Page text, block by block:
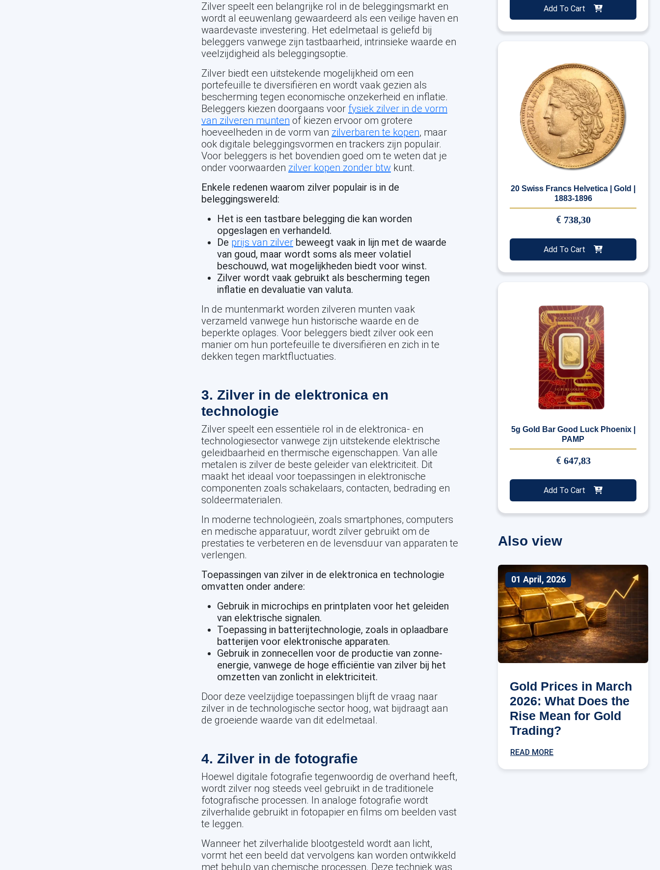
Zilver speelt een belangrijke rol in de beleggingsmarkt en
wordt al eeuwenlang gewaardeerd als een veilige haven en
waardevaste investering. Het edelmetaal is geliefd bij
beleggers vanwege zijn tastbaarheid, intrinsieke waarde en
veelzijdigheid als beleggingsoptie.
Zilver biedt een uitstekende mogelijkheid om een
portefeuille te diversifiëren en wordt vaak gezien als
bescherming tegen economische onzekerheid en inflatie.
Beleggers kiezen doorgaans voor fysiek zilver in de vorm
van zilveren munten of kiezen ervoor om grotere
hoeveelheden in de vorm van zilverbaren te kopen, maar
ook digitale beleggingsvormen en trackers zijn populair.
Voor beleggers is het bovendien goed om te weten dat je
onder voorwaarden zilver kopen zonder btw kunt.
Enkele redenen waarom zilver populair is in de
beleggingswereld:
Het is een tastbare belegging die kan worden
opgeslagen en verhandeld.
De prijs van zilver beweegt vaak in lijn met de waarde
van goud, maar wordt soms als meer volatiel
beschouwd, wat mogelijkheden biedt voor winst.
Zilver wordt vaak gebruikt als bescherming tegen
inflatie en devaluatie van valuta.
In de muntenmarkt worden zilveren munten vaak
verzameld vanwege hun historische waarde en de
beperkte oplages. Voor beleggers biedt zilver ook een
manier om hun portefeuille te diversifiëren en zich in te
dekken tegen marktfluctuaties.
3. Zilver in de elektronica en
technologie
Zilver speelt een essentiële rol in de elektronica- en
technologiesector vanwege zijn uitstekende elektrische
geleidbaarheid en thermische eigenschappen. Van alle
metalen is zilver de beste geleider van elektriciteit. Dit
maakt het ideaal voor toepassingen in elektronische
componenten zoals schakelaars, contacten, bedrading en
soldeermaterialen.
In moderne technologieën, zoals smartphones, computers
en medische apparatuur, wordt zilver gebruikt om de
prestaties te verbeteren en de levensduur van apparaten te
verlengen.
Toepassingen van zilver in de elektronica en technologie
omvatten onder andere:
Gebruik in microchips en printplaten voor het geleiden
van elektrische signalen.
Toepassing in batterijtechnologie, zoals in oplaadbare
batterijen voor elektronische apparaten.
Gebruik in zonnecellen voor de productie van zonne-
energie, vanwege de hoge efficiëntie van zilver bij het
omzetten van zonlicht in elektriciteit.
Door deze veelzijdige toepassingen blijft de vraag naar
zilver in de technologische sector hoog, wat bijdraagt aan
de groeiende waarde van dit edelmetaal.
4. Zilver in de fotografie
Hoewel digitale fotografie tegenwoordig de overhand heeft,
wordt zilver nog steeds veel gebruikt in de traditionele
fotografische processen. In analoge fotografie wordt
zilverhalide gebruikt in fotopapier en films om beelden vast
te leggen.
Wanneer het zilverhalide blootgesteld wordt aan licht,
vormt het een beeld dat vervolgens kan worden ontwikkeld
met behulp van chemische processen. Deze techniek was
Add To Cart
20 Swiss Francs Helvetica | Gold |
1883-1896
€ 738,30
Add To Cart
5g Gold Bar Good Luck Phoenix |
PAMP
€ 647,83
Add To Cart
Also view
01 April, 2026
Gold Prices in March
2026: What Does the
Rise Mean for Gold
Trading?
READ MORE